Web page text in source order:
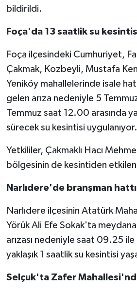
bildirildi.
Foça'da 13 saatlik su
Foça ilçesindeki Cumhuriyet,
Çakmak, Kozbeyli, Mustafa
Yeniköy mahallelerinde isale
gelen arıza nedeniyle 5
Temmuz saat 12.00 arasında
sürecek su kesintisi uygulanıyor.
Yetkililer, Çakmaklı Hacı
bölgesinin de kesintiden
Narlıdere'de branşman hattı
Narlıdere ilçesinin Atatürk
Yörük Ali Efe Sokak'ta
arızası nedeniyle saat 09.25
yaklaşık 1 saatlik su kesintisi
Selçuk'ta Zafer